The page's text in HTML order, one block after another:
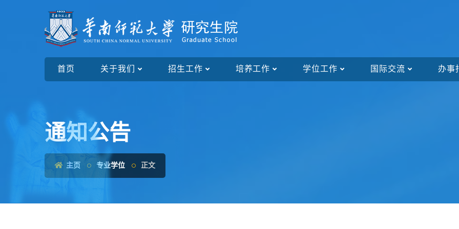
首页 关于我们 招生工作 培养工作 学位工作 国际交流 办事
通知公告
主页 专业学位 正文